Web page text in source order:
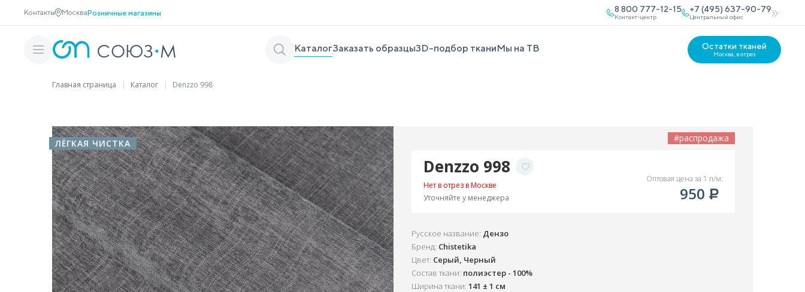
Контакты МоскваРозничные магазины 8 800 777-12-15
Контакт-центр
+7 (495) 637-90-79
Центральный офис
КаталогЗаказать образцы3D-подбор тканиМы на ТВ Остатки тканей
Москва, в отрез
Главная страница Каталог Denzzo 998
ЛЁГКАЯ ЧИСТКА #распродажа
Denzzo 998
Нет в отрез в Москве
Уточняйте у менеджера
Оптовая цена за 1 п/м:
950
Русское название: Дензо
Бренд: Chistetika
Цвет: Серый, Черный
Состав ткани: полиэстер - 100%
Ширина ткани: 141 ± 1 см